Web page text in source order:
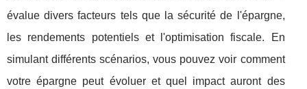
évalue divers facteurs tels que la sécurité de l'épargne,
les rendements potentiels et l'optimisation fiscale. En
simulant différents scénarios, vous pouvez voir comment
votre épargne peut évoluer et quel impact auront des